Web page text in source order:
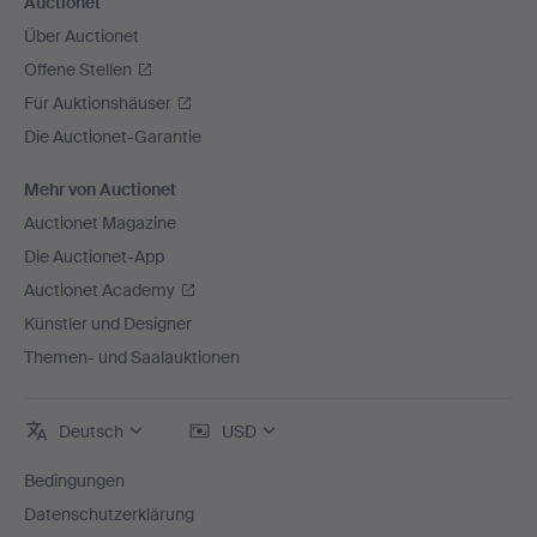
Über Auctionet
Offene Stellen
Für Auktionshäuser
Die Auctionet-Garantie
Mehr von Auctionet
Auctionet Magazine
Die Auctionet-App
Auctionet Academy
Künstler und Designer
Themen- und Saalauktionen
Deutsch USD
Bedingungen
Datenschutzerklärung